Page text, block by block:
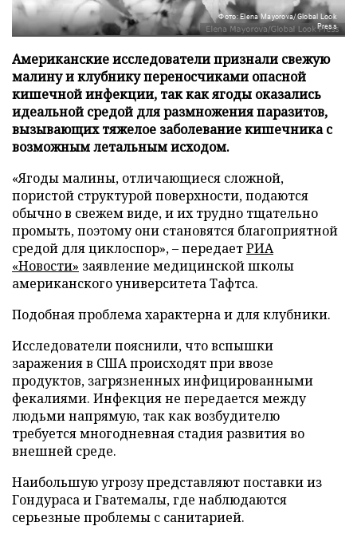
Фото: Elena Mayorova/Global Look
Press
Американские исследователи признали свежую
малину и клубнику переносчиками опасной
кишечной инфекции, так как ягоды оказались
идеальной средой для размножения паразитов,
вызывающих тяжелое заболевание кишечника с
возможным летальным исходом.
«Ягоды малины, отличающиеся сложной,
пористой структурой поверхности, подаются
обычно в свежем виде, и их трудно тщательно
промыть, поэтому они становятся благоприятной
средой для циклоспор», – передаетРИА
«Новости» заявление медицинской школы
американского университета Тафтса.
Подобная проблема характерна и для клубники.
Исследователи пояснили, что вспышки
заражения в США происходят при ввозе
продуктов, загрязненных инфицированными
фекалиями. Инфекция не передается между
людьми напрямую, так как возбудителю
требуется многодневная стадия развития во
внешней среде.
Наибольшую угрозу представляют поставки из
Гондураса и Гватемалы, где наблюдаются
серьезные проблемы с санитарией.